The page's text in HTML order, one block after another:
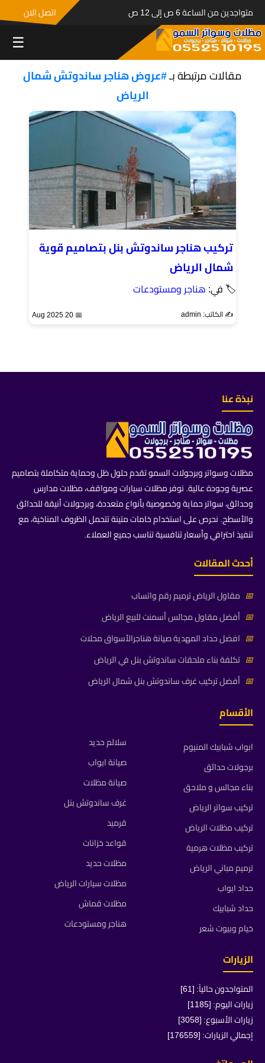
متواجدين من الساعة 6 ص إلى 12 ص اتصل الان
☰
مقالات مرتبطة بـ#عروض هناجر ساندوتش شمال
الرياض
تركيب هناجر ساندوتش بنل بتصاميم قوية
شمال الرياض
🏷 في: هناجر ومستودعات
✍️ الكاتب: admin 📅 20 Aug 2025
نبذة عنا
مظلات وسواتر وبرجولات السمو تقدم حلول ظل وحماية متكاملة بتصاميم
عصرية وجودة عالية. نوفر مظلات سيارات ومواقف، مظلات مدارس
وحدائق، سواتر حماية وخصوصية بأنواع متعددة، وبرجولات أنيقة للحدائق
والأسطح. نحرص على استخدام خامات متينة تتحمل الظروف المناخية، مع
تنفيذ احترافي وأسعار تنافسية تناسب جميع العملاء.
أحدث المقالات
📅 مقاول الرياض ترميم رقم واتساب
📅 أفضل مقاول مجالس أسمنت للبيع الرياض
📅 افضل حداد المهدية صيانة هناجرالأسواق محلات
📅 تكلفة بناء ملحقات ساندوتش بنل في الرياض
📅 أفضل تركيب غرف ساندوتش بنل شمال الرياض
الأقسام
ابواب شبابيك المنيوم
برجولات حدائق
بناء مجالس و ملاحق
تركيب سواتر الرياض
تركيب مظلات الرياض
تركيب مظلات هرمية
ترميم مباني الرياض
حداد ابواب
حداد شبابيك
خيام وبيوت شعر
سلالم حديد
صيانة ابواب
صيانة مظلات
غرف ساندوتش بنل
قرميد
قواعد خزانات
مظلات حديد
مظلات سيارات الرياض
مظلات قماش
هناجر ومستودعات
الزيارات
المتواجدون حالياً: [61]
زيارات اليوم: [1185]
زيارات الأسبوع: [3058]
إجمالي الزيارات: [176559]